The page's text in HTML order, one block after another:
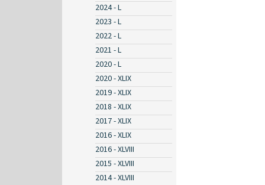
2024 - L
2023 - L
2022 - L
2021 - L
2020 - L
2020 - XLIX
2019 - XLIX
2018 - XLIX
2017 - XLIX
2016 - XLIX
2016 - XLVIII
2015 - XLVIII
2014 - XLVIII